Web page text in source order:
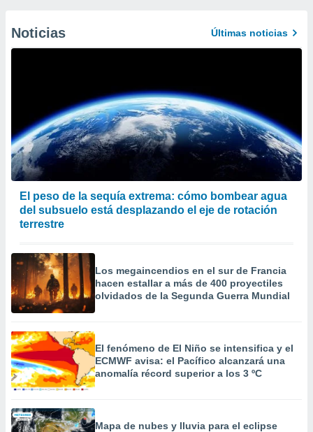
Noticias Últimas noticias
El peso de la sequía extrema: cómo bombear agua
del subsuelo está desplazando el eje de rotación
terrestre
Los megaincendios en el sur de Francia
hacen estallar a más de 400 proyectiles
olvidados de la Segunda Guerra Mundial
El fenómeno de El Niño se intensifica y el
ECMWF avisa: el Pacífico alcanzará una
anomalía récord superior a los 3 ºC
Mapa de nubes y lluvia para el eclipse